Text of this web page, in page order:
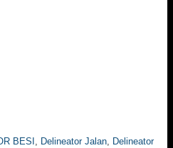
BESI , Delineator Jalan, Delineator